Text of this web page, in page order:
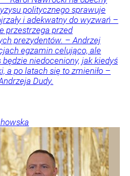
politycznego sprawuje
i adekwatny do wyzwań –
przestrzega przed
prezydentów. – Andrzej
egzamin celująco, ale
niedoceniony, jak kiedyś
a po latach się to zmieniło –
Dudy.